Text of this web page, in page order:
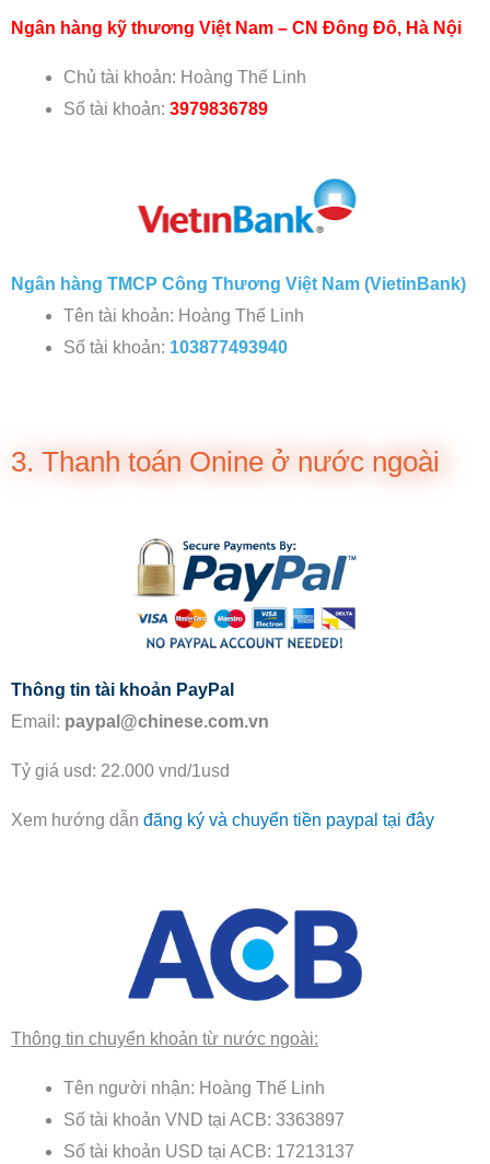
Ngân hàng kỹ thương Việt Nam – CN Đông Đô, Hà Nội
Chủ tài khoản: Hoàng Thế Linh
Số tài khoản: 3979836789
Ngân hàng TMCP Công Thương Việt Nam (VietinBank)
Tên tài khoản: Hoàng Thế Linh
Số tài khoản: 103877493940
3. Thanh toán Onine ở nước ngoài
Thông tin tài khoản PayPal
Email: paypal@chinese.com.vn
Tỷ giá usd: 22.000 vnd/1usd
Xem hướng dẫn đăng ký và chuyển tiền paypal tại đây
Thông tin chuyển khoản từ nước ngoài:
Tên người nhận: Hoàng Thế Linh
Số tài khoản VND tại ACB: 3363897
Số tài khoản USD tại ACB: 17213137